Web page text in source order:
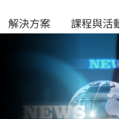
解決方案 課程與活